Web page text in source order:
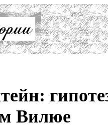
Вилюе